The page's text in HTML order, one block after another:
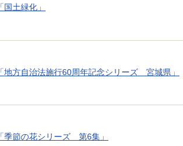
「国土緑化」
「地方自治法施行60周年記念シリーズ 宮城県」
「季節の花シリーズ 第6集」